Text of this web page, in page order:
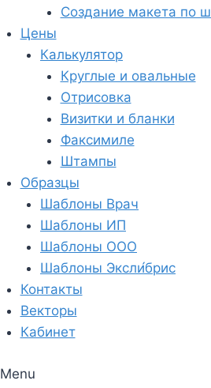
Создание макета по
Цены
Калькулятор
Круглые и овальные
Отрисовка
Визитки и бланки
Факсимиле
Штампы
Образцы
Шаблоны Врач
Шаблоны ИП
Шаблоны ООО
Шаблоны Эксли́брис
Контакты
Векторы
Кабинет
Menu